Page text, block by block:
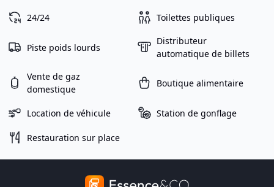
24/24 Toilettes publiques
Piste poids lourds
Distributeur
automatique de billets
Vente de gaz
domestique
Boutique alimentaire
Location de véhicule Station de gonflage
Restauration sur place